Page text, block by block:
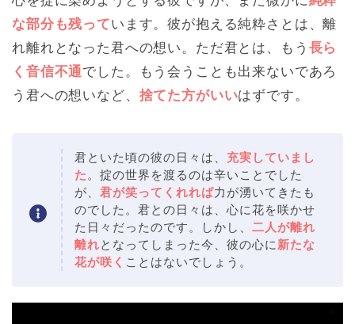
な部分も残っています。彼が抱える純粋さとは、離
れ離れとなった君への想い。ただ君とは、もう 長ら
く音信不通でした。もう会うことも出来ないであろ
う君への想いなど、 捨てた方がいいはずです。
君といた頃の彼の日々は、 充実していまし
た 。掟の世界を渡るのは辛いことでした
が、 君が笑ってくれれば力が湧いてきたも
のでした。君との日々は、心に花を咲かせ
た日々だったのです。しかし、 二人が離れ
離れとなってしまった今、彼の心に 新たな
花が咲く ことはないでしょう。